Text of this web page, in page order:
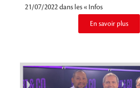
21/07/2022 dans les « Infos
En savoir plus